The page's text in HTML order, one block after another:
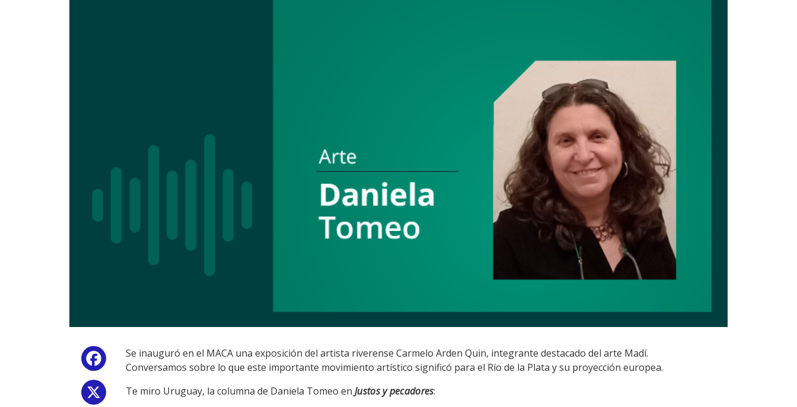
Facebook
Se inauguró en el MACA una exposición del artista riverense Carmelo Arden Quin, integrante destacado del arte Madí.
Conversamos sobre lo que este importante movimiento artístico significó para el Río de la Plata y su proyección europea.
Te miro Uruguay, la columna de Daniela Tomeo en Justos y pecadores: